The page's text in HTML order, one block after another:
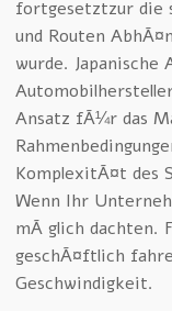
fortgesetztzur die
und Routen
wurde.
Ansatz fÃ¼r das
KomplexitÃ¤t des
Wenn Ihr
mÃ¶glich dachten.
geschÃ¤ftlich
Geschwindigkeit.